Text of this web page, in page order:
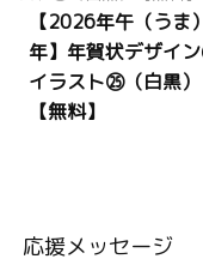
【2026年午（うま）
年】年賀状デザイ
イラスト㉕（白黒）
【無料】
応援メッセージ